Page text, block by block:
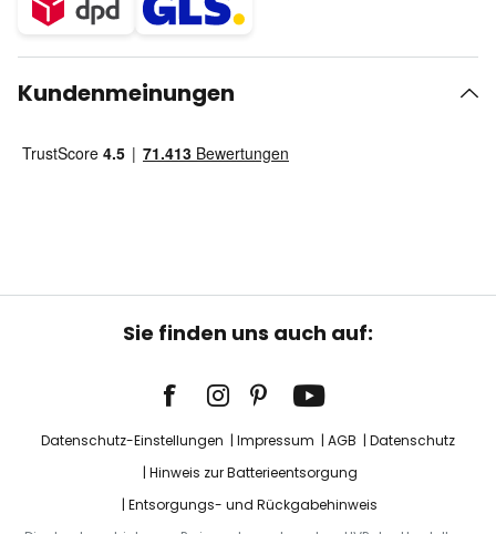
Kundenmeinungen
Sie finden uns auch auf:
Datenschutz-Einstellungen Impressum AGB
Datenschutz
Hinweis zur Batterieentsorgung
Entsorgungs- und Rückgabehinweis